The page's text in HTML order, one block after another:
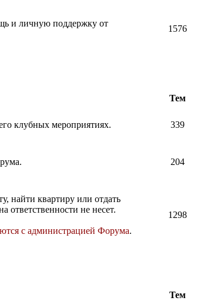
и личную поддержку от
1576
Тем
клубных мероприятиях.
339
204
найти квартиру или отдать
ответственности не несет.
с администрацией Форума.
1298
Тем